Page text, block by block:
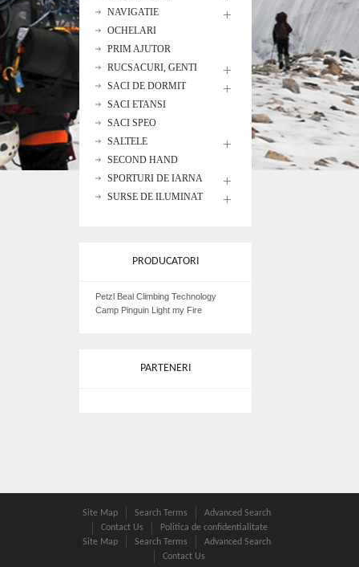
NAVIGATIE
OCHELARI
PRIM AJUTOR
RUCSACURI, GENTI
SACI DE DORMIT
SACI ETANSI
SACI SPEO
SALTELE
SECOND HAND
SPORTURI DE IARNA
SURSE DE ILUMINAT
PRODUCATORI
Petzl Beal Climbing Technology
Camp Pinguin Light my Fire
PARTENERI
Site Map Search Terms
Advanced Search
Contact Us
Politica de confidentialitate
Site Map
Search Terms
Advanced Search
Contact Us